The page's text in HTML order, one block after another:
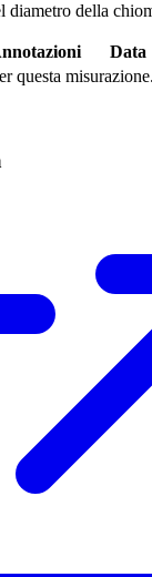
diametro della
Data
questa misurazione.